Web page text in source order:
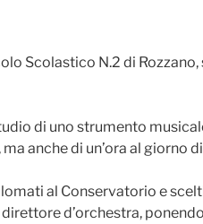
Scolastico N.2 di
di uno strumento
anche di un’ora al giorno
al Conservatorio e
d’orchestra,